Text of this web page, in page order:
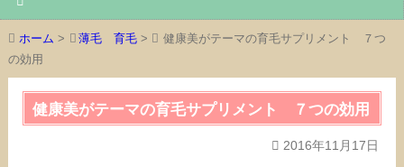
ホーム > 薄毛 育毛>
健康美がテーマの育毛サプリメント ７つ
の効用
健康美がテーマの育毛サプリメント ７つの効用
2016年11月17日